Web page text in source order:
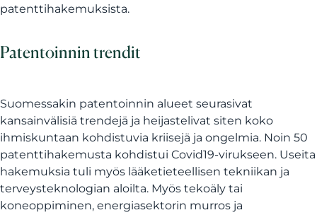
patenttihakemuksista.
Patentoinnin trendit
Suomessakin patentoinnin alueet seurasivat
kansainvälisiä trendejä ja heijastelivat siten koko
ihmiskuntaan kohdistuvia kriisejä ja ongelmia. Noin 50
patenttihakemusta kohdistui Covid19-virukseen. Useita
hakemuksia tuli myös lääketieteellisen tekniikan ja
terveysteknologian aloilta. Myös tekoäly tai
koneoppiminen, energiasektorin murros ja